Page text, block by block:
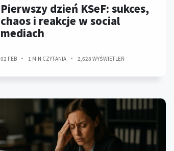
Pierwszy dzień KSeF: sukces,
chaos i reakcje w social
mediach
02 FEB 1 MIN CZYTANIA 2,628 WYŚWIETLEŃ